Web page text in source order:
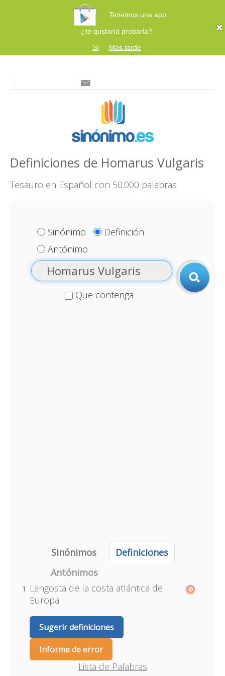
Tenemos una app
¿te gustaría probarla?
Sí
Más tarde
Definiciones de Homarus Vulgaris
Tesauro en Español con 50.000 palabras
Sinónimo
Definición
Antónimo
Que contenga
Sinónimos
Definiciones
Antónimos
Langosta de la costa atlántica de
Europa
Sugerir definiciones
Informe de error
Lista de Palabras